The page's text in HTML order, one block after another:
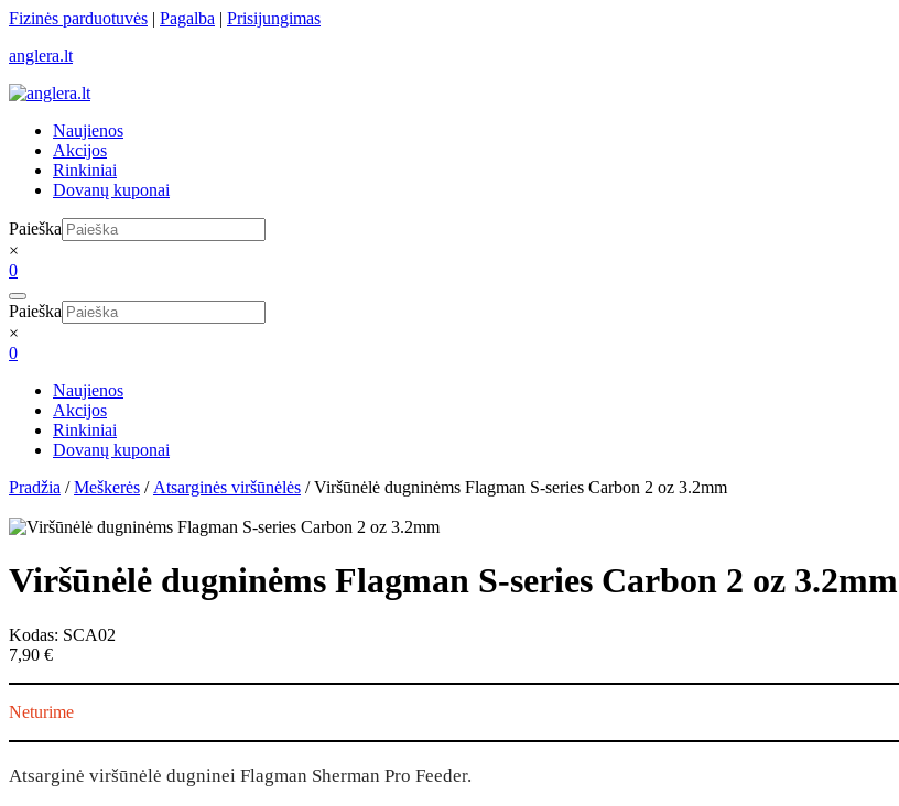
Skip
content
Fizinės parduotuvės | Pagalba | Prisijungimas
anglera.lt
Naujienos
Akcijos
Rinkiniai
Dovanų kuponai
Paieška
×
0
Paieška
×
0
Naujienos
Akcijos
Rinkiniai
Dovanų kuponai
Pradžia /Meškerės / Atsarginės viršūnėlės / Viršūnėlė dugninėms Flagman S-series Carbon 2 oz 3.2mm
Viršūnėlė dugninėms Flagman S-series Carbon 2 oz 3.2mm
Kodas: SCA02
7,90 €
Neturime
Atsarginė viršūnėlė dugninei Flagman Sherman Pro Feeder.